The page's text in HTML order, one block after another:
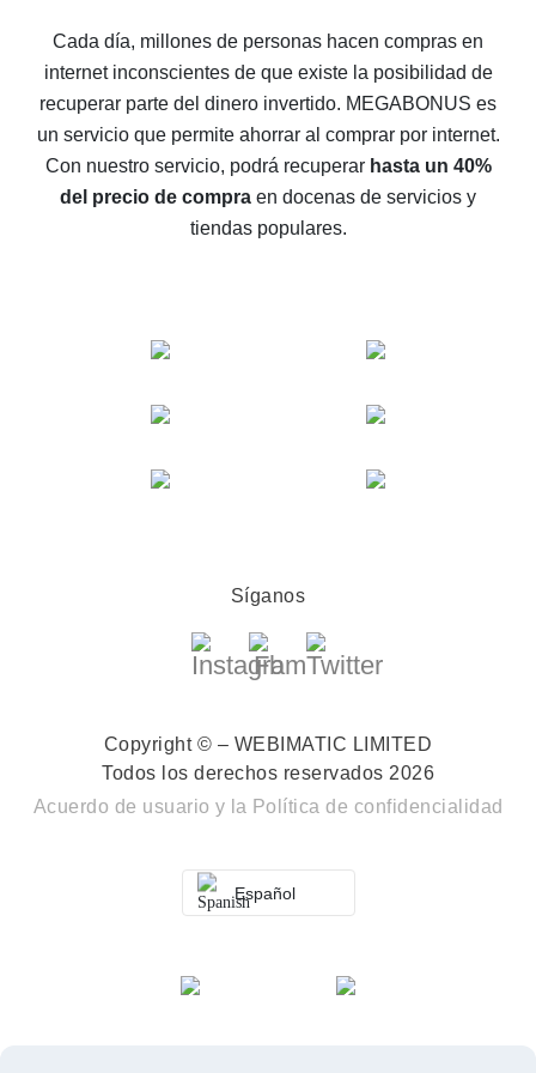
AliExpress
Cómo obtener el reembolso en AliExpress: formas
sencillas de recuperar el dinero
Reembolso del 10% en AliExpress: lo imposible es
posible
El reembolso más rentable en AliExpress: cómo
encontrarlo
Cada día, millones de personas hacen compras en
internet inconscientes de que existe la posibilidad de
recuperar parte del dinero invertido. MEGABONUS es
un servicio que permite ahorrar al comprar por internet.
Con nuestro servicio, podrá recuperar hasta un 40%
del precio de compra en docenas de servicios y
tiendas populares.
Síganos
Copyright © – WEBIMATIC LIMITED
Todos los derechos reservados 2026
Acuerdo de usuario y la Política de confidencialidad
Español